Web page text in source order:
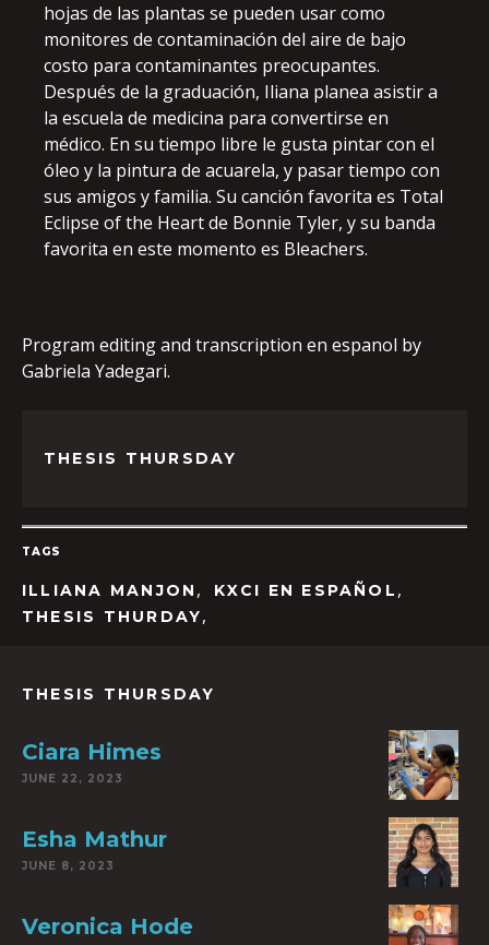
hojas de las plantas se pueden usar como
monitores de contaminación del aire de bajo
costo para contaminantes preocupantes.
Después de la graduación, Iliana planea asistir a
la escuela de medicina para convertirse en
médico. En su tiempo libre le gusta pintar con el
óleo y la pintura de acuarela, y pasar tiempo con
sus amigos y familia. Su canción favorita es Total
Eclipse of the Heart de Bonnie Tyler, y su banda
favorita en este momento es Bleachers.
Program editing and transcription en espanol by
Gabriela Yadegari.
THESIS THURSDAY
TAGS
ILLIANA MANJON , KXCI EN ESPAÑOL ,
THESIS THURDAY,
THESIS THURSDAY
Ciara Himes
JUNE 22, 2023
Esha Mathur
JUNE 8, 2023
Veronica Hode